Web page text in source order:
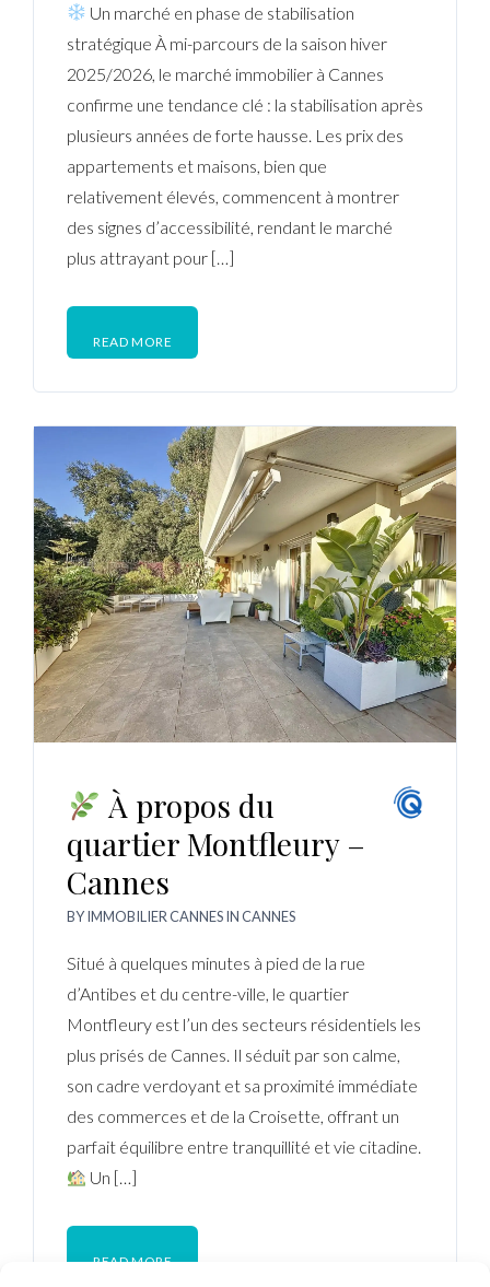
Un marché en phase de stabilisation
stratégique À mi-parcours de la saison hiver
2025/2026, le marché immobilier à Cannes
confirme une tendance clé : la stabilisation après
plusieurs années de forte hausse. Les prix des
appartements et maisons, bien que
relativement élevés, commencent à montrer
des signes d’accessibilité, rendant le marché
plus attrayant pour […]
READ MORE
À propos du
quartier Montfleury –
Cannes
BYIMMOBILIER CANNESINCANNES
Situé à quelques minutes à pied de la rue
d’Antibes et du centre-ville, le quartier
Montfleury est l’un des secteurs résidentiels les
plus prisés de Cannes. Il séduit par son calme,
son cadre verdoyant et sa proximité immédiate
des commerces et de la Croisette, offrant un
parfait équilibre entre tranquillité et vie citadine.
Un […]
READ MORE